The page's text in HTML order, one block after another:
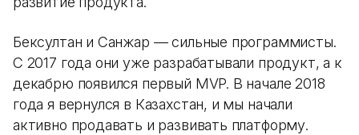
Бексултан и Санжар — сильные программисты.
С 2017 года они уже разрабатывали продукт, а к
декабрю появился первый MVP. В начале 2018
года я вернулся в Казахстан, и мы начали
активно продавать и развивать платформу.